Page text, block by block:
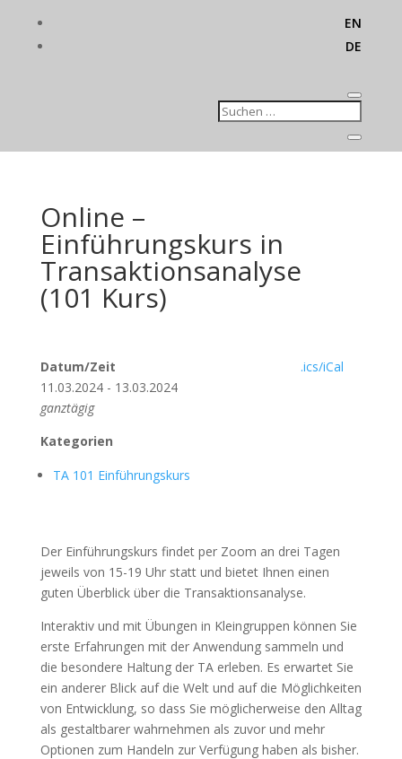
EN
DE
Online –
Einführungskurs in
Transaktionsanalyse
(101 Kurs)
.ics/iCal
Datum/Zeit
11.03.2024 - 13.03.2024
ganztägig
Kategorien
TA 101 Einführungskurs
Der Einführungskurs findet per Zoom an drei Tagen
jeweils von 15-19 Uhr statt und bietet Ihnen einen
guten Überblick über die Transaktionsanalyse.
Interaktiv und mit Übungen in Kleingruppen können Sie
erste Erfahrungen mit der Anwendung sammeln und
die besondere Haltung der TA erleben. Es erwartet Sie
ein anderer Blick auf die Welt und auf die Möglichkeiten
von Entwicklung, so dass Sie möglicherweise den Alltag
als gestaltbarer wahrnehmen als zuvor und mehr
Optionen zum Handeln zur Verfügung haben als bisher.